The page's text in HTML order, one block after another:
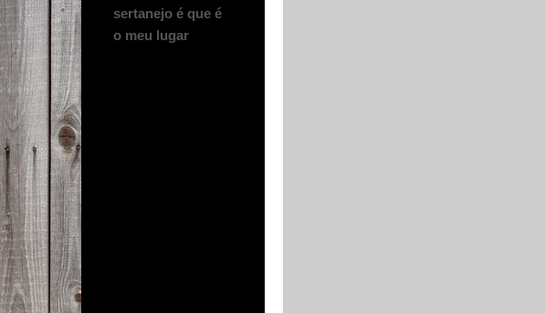
sertanejo é que é
o meu lugar